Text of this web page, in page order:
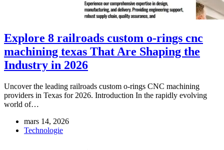
Explore 8 railroads custom o-rings cnc
machining texas That Are Shaping the
Industry in 2026
Uncover the leading railroads custom o-rings CNC machining
providers in Texas for 2026. Introduction In the rapidly evolving
world of…
mars 14, 2026
Technologie